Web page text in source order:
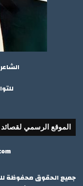
الموقع الرسمي
جميع الحقوق محفوظة